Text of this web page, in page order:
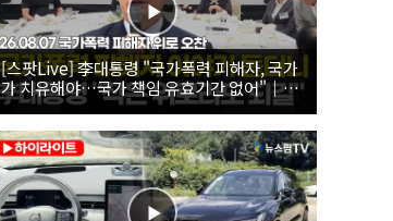
[스팟Live] 李대통령 "국가폭력 피해자, 국가
가 치유해야…국가 책임 유효기간 없어"｜
26.08.07 국가폭력 피해자 위로 오찬